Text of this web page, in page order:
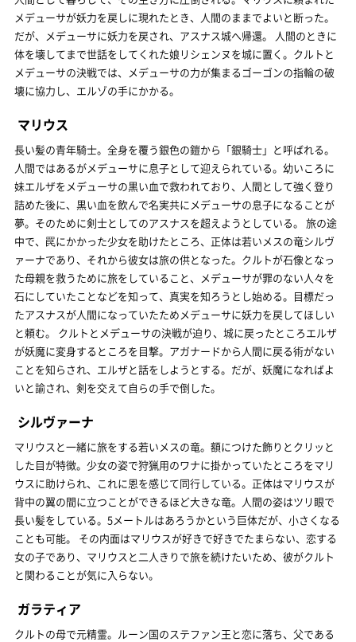
メデューサが妖力を戻しに現れたとき、人間のままでよいと断った。
だが、メデューサに妖力を戻され、アスナス城へ帰還。 人間のときに
体を壊してまで世話をしてくれた娘リシェンヌを城に置く。クルトと
メデューサの決戦では、メデューサの力が集まるゴーゴンの指輪の破
壊に協力し、エルゾの手にかかる。
マリウス
長い髪の青年騎士。全身を覆う銀色の鎧から「銀騎士」と呼ばれる。
人間ではあるがメデューサに息子として迎えられている。幼いころに
妹エルザをメデューサの黒い血で救われており、人間として強く登り
詰めた後に、黒い血を飲んで名実共にメデューサの息子になることが
夢。そのために剣士としてのアスナスを超えようとしている。 旅の途
中で、罠にかかった少女を助けたところ、正体は若いメスの竜シルヴ
ァーナであり、それから彼女は旅の供となった。クルトが石像となっ
た母親を救うために旅をしていること、メデューサが罪のない人々を
石にしていたことなどを知って、真実を知ろうとし始める。目標だっ
たアスナスが人間になっていたためメデューサに妖力を戻してほしい
と頼む。 クルトとメデューサの決戦が迫り、城に戻ったところエルザ
が妖魔に変身するところを目撃。アガナードから人間に戻る術がない
ことを知らされ、エルザと話をしようとする。だが、妖魔になればよ
いと諭され、剣を交えて自らの手で倒した。
シルヴァーナ
マリウスと一緒に旅をする若いメスの竜。額につけた飾りとクリッと
した目が特徴。少女の姿で狩猟用のワナに掛かっていたところをマリ
ウスに助けられ、これに恩を感じて同行している。正体はマリウスが
背中の翼の間に立つことができるほど大きな竜。人間の姿はツリ眼で
長い髪をしている。5メートルはあろうかという巨体だが、小さくなる
ことも可能。 その内面はマリウスが好きで好きでたまらない、恋する
女の子であり、マリウスと二人きりで旅を続けたいため、彼がクルト
と関わることが気に入らない。
ガラティア
クルトの母で元精霊。ルーン国のステファン王と恋に落ち、父である